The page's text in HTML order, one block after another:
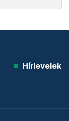
Hírlevelek